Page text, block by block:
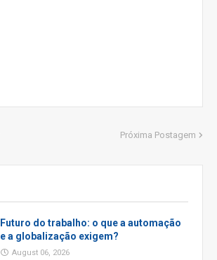
Próxima Postagem
Futuro do trabalho: o que a automação
e a globalização exigem?
August 06, 2026